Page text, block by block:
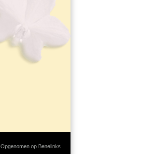
Opgenomen op Benelinks